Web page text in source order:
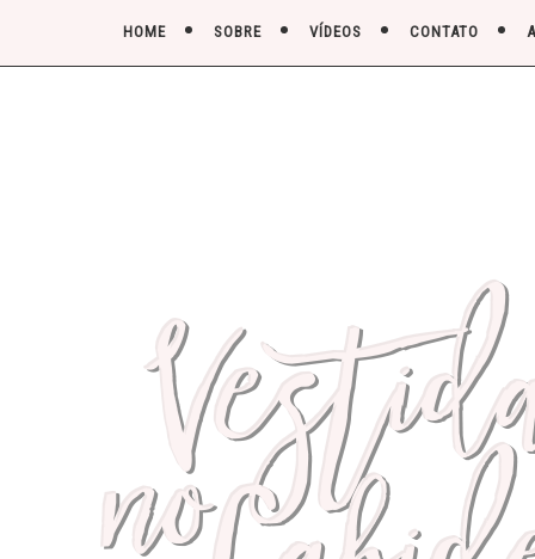
HOME SOBRE VÍDEOS CONTATO